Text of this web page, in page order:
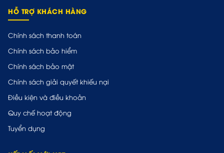
HỖ TRỢ KHÁCH HÀNG
Chính sách thanh toán
Chính sách bảo hiểm
Chính sách bảo mật
Chính sách giải quyết khiếu nại
Điều kiện và điều khoản
Quy chế hoạt động
Tuyển dụng